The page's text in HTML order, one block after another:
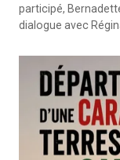
participé,
dialogue avec